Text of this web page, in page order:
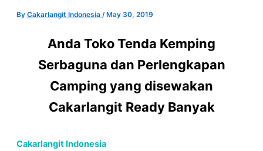
By Cakarlangit Indonesia / May 30, 2019
Anda Toko Tenda Kemping
Serbaguna dan Perlengkapan
Camping yang disewakan
Cakarlangit Ready Banyak
Cakarlangit Indonesia